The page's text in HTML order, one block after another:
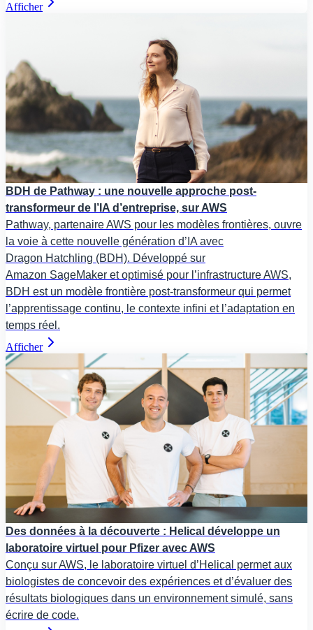
Afficher
BDH de Pathway : une nouvelle approche post-
transformeur de l’IA d’entreprise, sur AWS
Pathway, partenaire AWS pour les modèles frontières, ouvre
la voie à cette nouvelle génération d’IA avec
Dragon Hatchling (BDH). Développé sur
Amazon SageMaker et optimisé pour l’infrastructure AWS,
BDH est un modèle frontière post-transformeur qui permet
l’apprentissage continu, le contexte infini et l’adaptation en
temps réel.
Afficher
Des données à la découverte : Helical développe un
laboratoire virtuel pour Pfizer avec AWS
Conçu sur AWS, le laboratoire virtuel d’Helical permet aux
biologistes de concevoir des expériences et d’évaluer des
résultats biologiques dans un environnement simulé, sans
écrire de code.